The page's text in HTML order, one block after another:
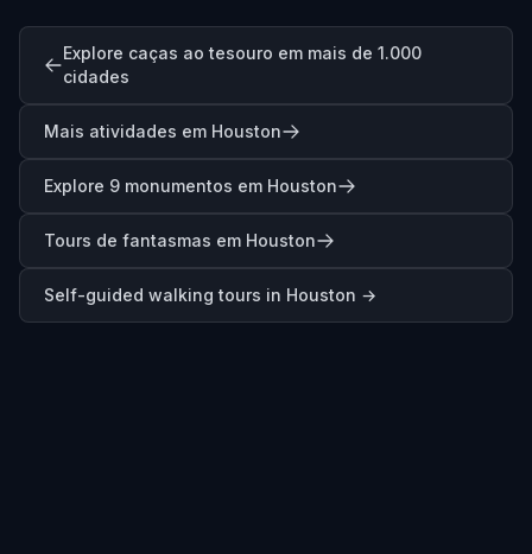
Explore caças ao tesouro em mais de 1.000
cidades
Mais atividades em Houston
Explore 9 monumentos em Houston
Tours de fantasmas em Houston
Self-guided walking tours in Houston →